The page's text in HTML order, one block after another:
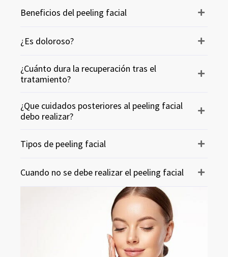
Beneficios del peeling facial
¿Es doloroso?
¿Cuánto dura la recuperación tras el
tratamiento?
¿Que cuidados posteriores al peeling facial
debo realizar?
Tipos de peeling facial
Cuando no se debe realizar el peeling facial